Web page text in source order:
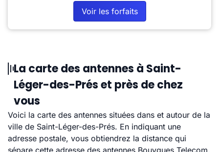
Voir les forfaits
La carte des antennes à Saint-
Léger-des-Prés et près de chez
vous
Voici la carte des antennes situées dans et autour de la
ville de Saint-Léger-des-Prés. En indiquant une
adresse postale, vous obtiendrez la distance qui
sépare cette adresse des antennes Bouygues Telecom,